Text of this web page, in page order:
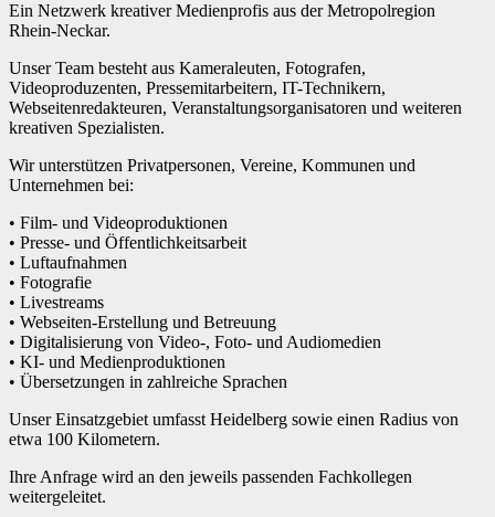
Ein Netzwerk kreativer Medienprofis aus der Metropolregion
Rhein-Neckar.
Unser Team besteht aus Kameraleuten, Fotografen,
Videoproduzenten, Pressemitarbeitern, IT-Technikern,
Webseitenredakteuren, Veranstaltungsorganisatoren und weiteren
kreativen Spezialisten.
Wir unterstützen Privatpersonen, Vereine, Kommunen und
Unternehmen bei:
• Film- und Videoproduktionen
• Presse- und Öffentlichkeitsarbeit
• Luftaufnahmen
• Fotografie
• Livestreams
• Webseiten-Erstellung und Betreuung
• Digitalisierung von Video-, Foto- und Audiomedien
• KI- und Medienproduktionen
• Übersetzungen in zahlreiche Sprachen
Unser Einsatzgebiet umfasst Heidelberg sowie einen Radius von
etwa 100 Kilometern.
Ihre Anfrage wird an den jeweils passenden Fachkollegen
weitergeleitet.